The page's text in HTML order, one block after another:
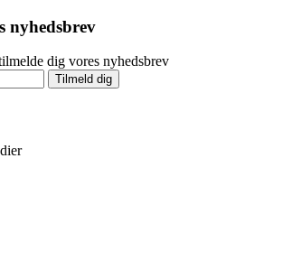
nyhedsbrev
dig vores nyhedsbrev
Tilmeld dig